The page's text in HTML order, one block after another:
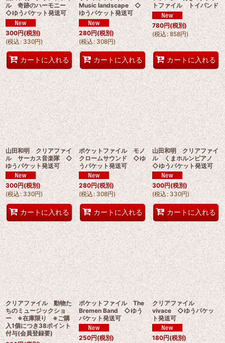
ル 奇跡のハーモニー
◇ゆうパケット発送可
300円(税別)
(税込: 330円)
カートに入れる
Music landscape ◇
ゆうパケット発送可
280円(税別)
(税込: 308円)
カートに入れる
トファイル トイバンド
780円(税別)
(税込: 858円)
カートに入れる
山田和明 クリアファイ
ル サーカス音楽隊 ◇
ゆうパケット発送可
300円(税別)
(税込 : 330円)
カートに入れる
ポケットファイル モノ
クロームサウンド ◇ゆ
うパケット発送可
280円(税別)
(税込: 308円)
カートに入れる
山田和明 クリアファイ
ル くまホルンピアノ
◇ゆうパケット発送可
300円(税別)
(税込 : 330円)
カートに入れる
クリアファイル 動物た
ちのミュージックショ
ー ※在庫限り ※ご購
入1個につき38ポイント
付与(会員登録要)
ポケットファイル The
Bremen Band ◇ゆう
パケット発送可
250円(税別)
クリアファイル
vivace ◇ゆうパケッ
ト発送可
180円(税別)